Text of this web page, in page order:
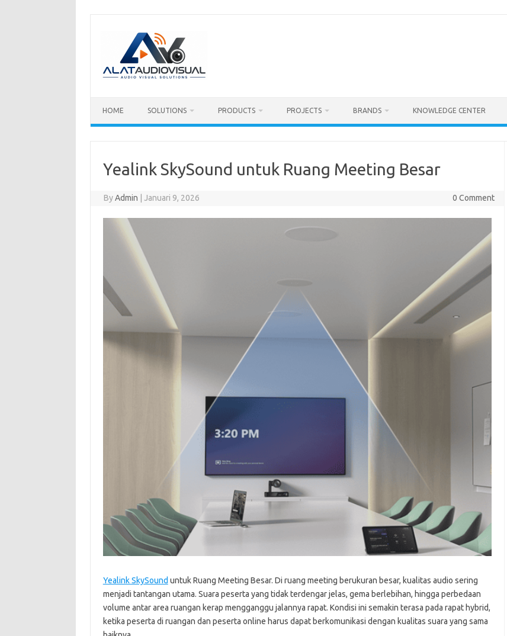
HOME SOLUTIONS PRODUCTS PROJECTS BRANDS KNOWLEDGE CENTER
Yealink SkySound untuk Ruang Meeting Besar
ByAdmin Januari 9, 2026 0 Comment
Yealink SkySound untuk Ruang Meeting Besar. Di ruang meeting berukuran besar, kualitas audio sering
menjadi tantangan utama. Suara peserta yang tidak terdengar jelas, gema berlebihan, hingga perbedaan
volume antar area ruangan kerap mengganggu jalannya rapat. Kondisi ini semakin terasa pada rapat hybrid,
ketika peserta di ruangan dan peserta online harus dapat berkomunikasi dengan kualitas suara yang sama